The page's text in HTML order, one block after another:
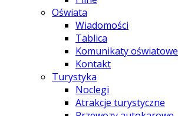
Oświata
Wiadomości
Tablica
Komunikaty oświatowe
Kontakt
Turystyka
Noclegi
Atrakcje turystyczne